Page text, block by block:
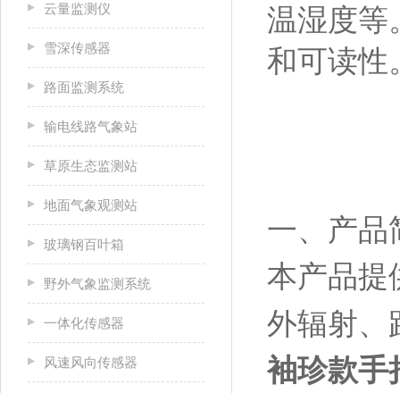
云量监测仪
雪深传感器
路面监测系统
输电线路气象站
草原生态监测站
地面气象观测站
玻璃钢百叶箱
野外气象监测系统
一体化传感器
风速风向传感器
温湿度等
和可读性
一、产品
本产品提
外辐射、
袖珍款手